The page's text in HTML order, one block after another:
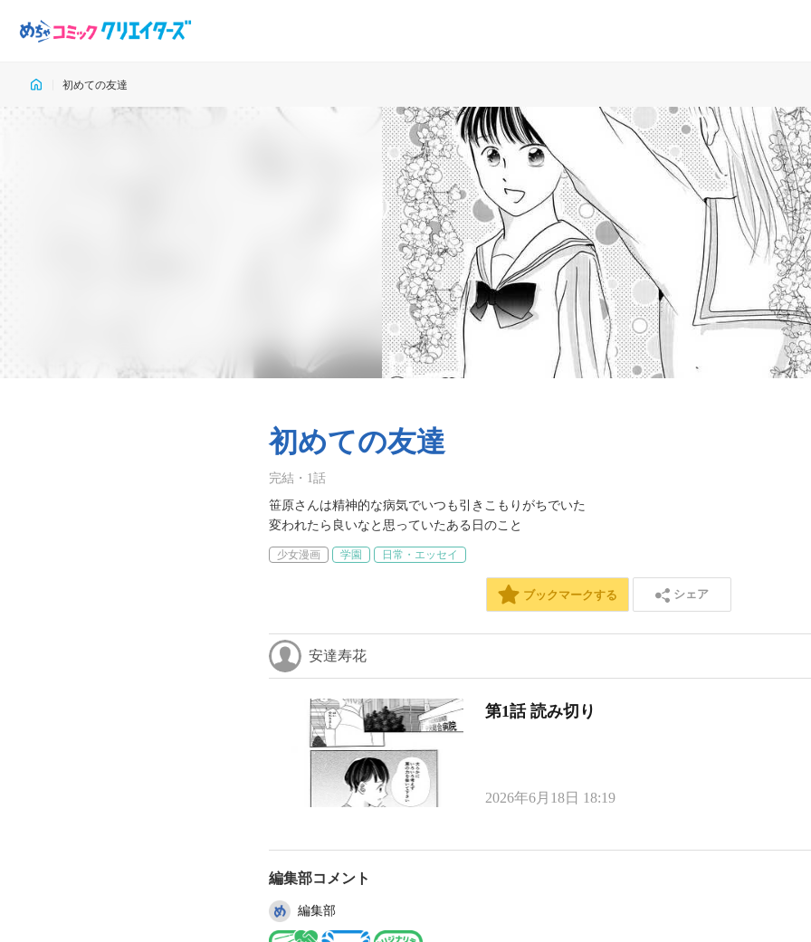
初めての友達
初めての友達
完結 ・ 1話
笹原さんは精神的な病気でいつも引きこもりがちでいた
変われたら良いなと思っていたある日のこと
少女漫画 学園 日常・エッセイ
ブックマークする シェア
安達寿花
第1話 読み切り
2026年6月18日 18:19
編集部コメント
編集部